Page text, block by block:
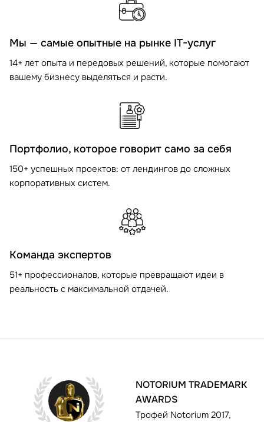
Мы — самые опытные на рынке IT-услуг
14+ лет опыта и передовых решений, которые помогают
вашему бизнесу выделяться и расти.
Портфолио, которое говорит само за себя
150+ успешных проектов: от лендингов до сложных
корпоративных систем.
Команда экспертов
51+ профессионалов, которые превращают идеи в
реальность с максимальной отдачей.
NOTORIUM TRADEMARK
AWARDS
Трофей Notorium 2017,